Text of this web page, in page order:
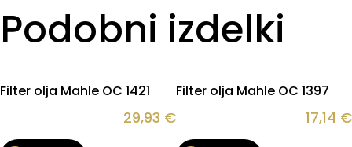
Podobni izdelki
Filter olja Mahle OC 1421
29,93 €
Filter olja Mahle OC 1397
17,14 €